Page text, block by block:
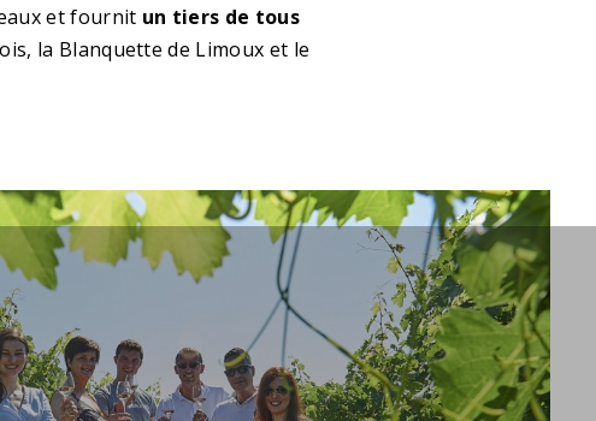
et fournit un tiers de tous
la Blanquette de Limoux et le